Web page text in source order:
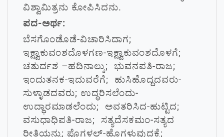
ವಿಶ್ವಾಮಿತ್ರನು ಕೋಪಿಸಿದನು.
ಪದ-ಅರ್ಥ:
ಬೆಸಗೊಂಡೊಡೆ-ವಿಚಾರಿಸಿದಾಗ;
ಇಕ್ಷ್ವಾಕುವಂಶದೊಳಗಣ-ಇಕ್ಷ್ವಾಕುವಂಶದೊಳಗೆ;
ಚತುರ್ದಶ –ಹದಿನಾಲ್ಕು; ಭುವನಪತಿ-ರಾಜ;
ಇಂದುತನಕ-ಇದುವರೆಗೆ; ಹುಸಿಹೊದ್ದದವರು-
ಸುಳ್ಳಾಡದವರು; ಉದ್ಧರಿಸಲೆಂದು-
ಉದ್ಧಾರಮಾಡಲೆಂದು; ಅವತರಿಸಿದ-ಹುಟ್ಟಿದ;
ವಸುಧಾಧಿಪತಿ-ರಾಜ; ಸತ್ಯದೆಸಕಮಂ-ಸತ್ಯದ
ರೀತಿಯನ್ನು; ಪೊಗಳಲ್-ಹೊಗಳುವುದಕ್ಕೆ;